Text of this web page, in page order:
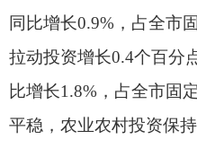
发投资比重17%。
房地产开发销售持续高
商品房销售面积19.02万平方
其中，住宅销售面积17.25万